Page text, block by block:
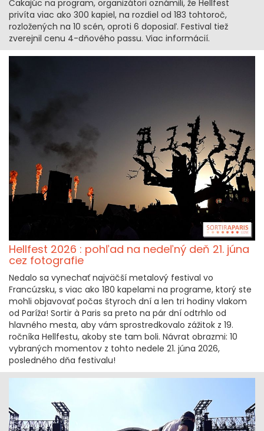
Čakajúc na program, organizátori oznámili, že Hellfest
privíta viac ako 300 kapiel, na rozdiel od 183 tohtoroč,
rozložených na 10 scén, oproti 6 doposiaľ. Festival tiež
zverejnil cenu 4-dňového passu. Viac informácií.
Hellfest 2026 : pohľad na nedeľný deň 21. júna
cez fotografie
Nedalo sa vynechať najväčší metalový festival vo
Francúzsku, s viac ako 180 kapelami na programe, ktorý ste
mohli objavovať počas štyroch dní a len tri hodiny vlakom
od Paríža! Sortir à Paris sa preto na pár dní odtrhlo od
hlavného mesta, aby vám sprostredkovalo zážitok z 19.
ročníka Hellfestu, akoby ste tam boli. Návrat obrazmi: 10
vybraných momentov z tohto nedele 21. júna 2026,
posledného dňa festivalu!